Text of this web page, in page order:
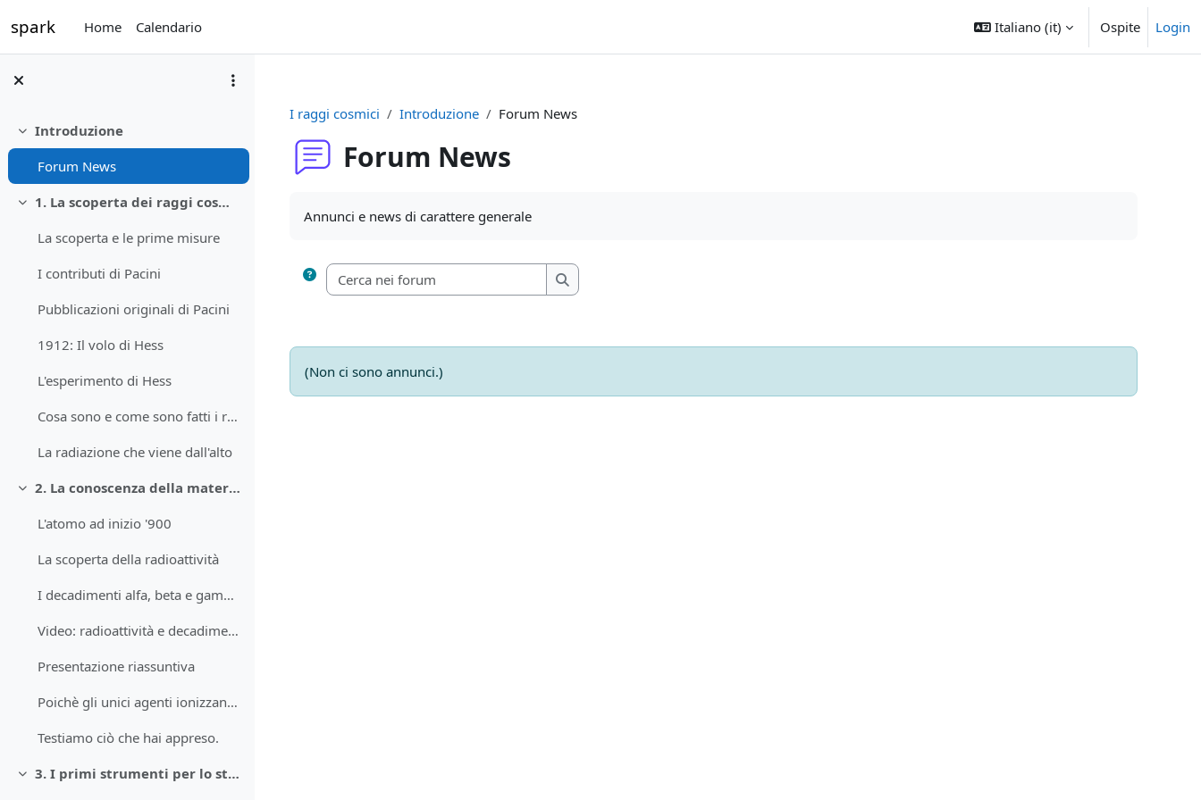
spark Home Calendario Italiano ‎(it)‎ Ospite Login
Minimizza
Introduzione
Forum News
Minimizza
1. La scoperta dei raggi cosmici
La scoperta e le prime misure
I contributi di Pacini
Pubblicazioni originali di Pacini
1912: Il volo di Hess
L'esperimento di Hess
Cosa sono e come sono fatti i raggi cosmici
La radiazione che viene dall'alto
Minimizza
2. La conoscenza della materia agli inizi del '900
L'atomo ad inizio '900
La scoperta della radioattività
I decadimenti alfa, beta e gamma
Video: radioattività e decadimenti nucleari
Presentazione riassuntiva
Poichè gli unici agenti ionizzanti che conoscevan...
Testiamo ciò che hai appreso.
Minimizza 3. I primi strumenti per lo studio delle radiazioni ionizzanti
I raggi cosmici Introduzione Forum News
Forum News
Annunci e news di carattere generale
Cerca nei forum
Cerca nei forum
(Non ci sono annunci.)